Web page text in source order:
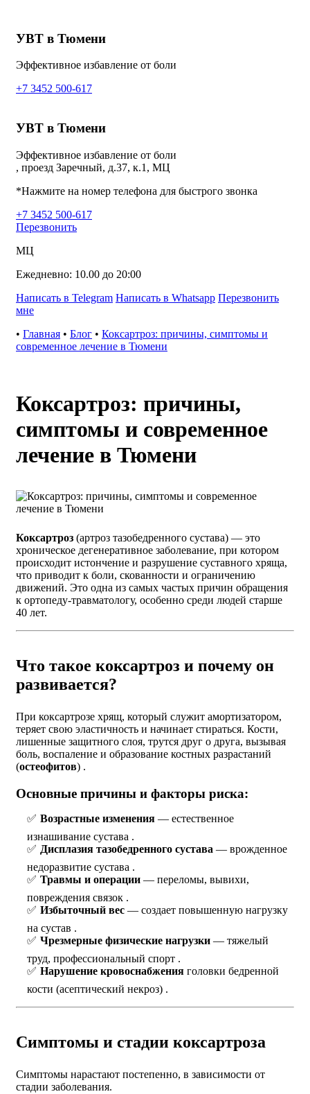
УВТ в Тюмени
Эффективное избавление от боли
+7 3452 500-617
УВТ в Тюмени
Эффективное избавление от боли
, проезд Заречный, д.37, к.1, МЦ
*Нажмите на номер телефона для быстрого звонка
+7 3452 500-617
Перезвонить
МЦ
Ежедневно: 10.00 до 20:00
Написать в Telegram Написать в Whatsapp Перезвонить
мне
• Главная • Блог • Коксартроз: причины, симптомы и
современное лечение в Тюмени
Коксартроз: причины,
симптомы и современное
лечение в Тюмени
Коксартроз (артроз тазобедренного сустава) — это
хроническое дегенеративное заболевание, при котором
происходит истончение и разрушение суставного хряща,
что приводит к боли, скованности и ограничению
движений. Это одна из самых частых причин обращения
к ортопеду-травматологу, особенно среди людей старше
40 лет.
Что такое коксартроз и почему он
развивается?
При коксартрозе хрящ, который служит амортизатором,
теряет свою эластичность и начинает стираться. Кости,
лишенные защитного слоя, трутся друг о друга, вызывая
боль, воспаление и образование костных разрастаний
(остеофитов) .
Основные причины и факторы риска:
Возрастные изменения— естественное
изнашивание сустава .
Дисплазия тазобедренного сустава — врожденное
недоразвитие сустава .
Травмы и операции— переломы, вывихи,
повреждения связок .
Избыточный вес— создает повышенную нагрузку
на сустав .
Чрезмерные физические нагрузки— тяжелый
труд, профессиональный спорт .
Нарушение кровоснабженияголовки бедренной
кости (асептический некроз) .
Симптомы и стадии коксартроза
Симптомы нарастают постепенно, в зависимости от
стадии заболевания.